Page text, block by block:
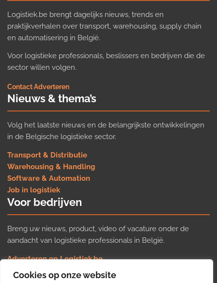
Cookies op onze website
Logistiek.be brengt dagelijks nieuws, trends en
praktijkverhalen over transport, warehousing, supply chain
en automatisering in België.
Voor logistieke professionals, beslissers en bedrijven die de
sector willen volgen.
Contact·Adverteren
Nieuws & thema’s
Volg het laatste nieuws en de belangrijkste ontwikkelingen
in de Belgische logistieke sector.
Transport & Distributie
Warehousing & Handling
Software & Automation
Job in logistiek
Voor bedrijven
Breng uw nieuws, product, video of vacature onder de
aandacht van logistieke professionals in België.
Adverteren op Logistiek.be
Nieuws insturen